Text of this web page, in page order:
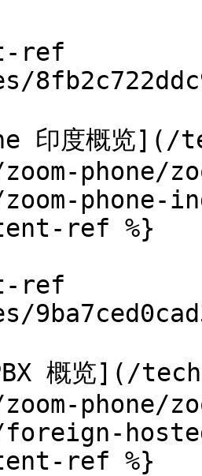
ref
印度概览
phone/
phone-
ref %}
ref
概览](/
phone/
ref %}